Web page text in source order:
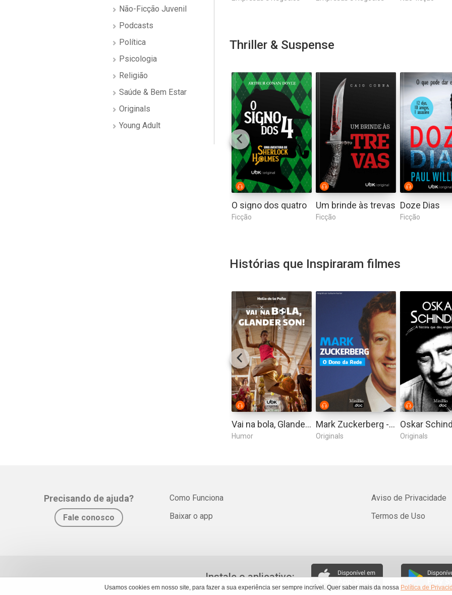
Usamos cookies em nosso site, para fazer a sua experiência ser sempre incrível. Quer saber mais da nossa Política de
Não-Ficção Juvenil
Podcasts
Política
Psicologia
Religião
Saúde & Bem Estar
Originals
Young Adult
Thriller & Suspense
O signo dos quatro
Ficção
Um brinde às trevas
Ficção
Doze Dias
Ficção
Histórias que Inspiraram filmes
Vai na bola, Glanderson!
Humor
Mark Zuckerberg - O Dono da Rede
Originals Originals
Precisando de ajuda?
Fale conosco
Como Funciona
Baixar o app
Aviso de Privacidade
Termos de Uso
Instale o aplicativo: